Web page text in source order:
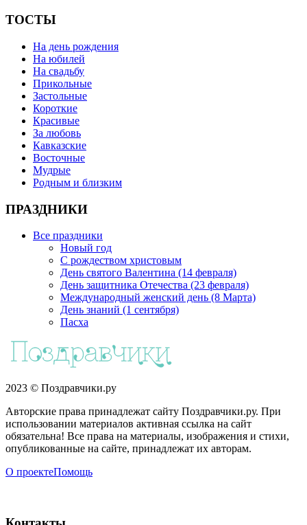
ТОСТЫ
На день рождения
На юбилей
На свадьбу
Прикольные
Застольные
Короткие
Красивые
За любовь
Кавказские
Восточные
Мудрые
Родным и близким
ПРАЗДНИКИ
Все праздники
Новый год
С рождеством христовым
День святого Валентина (14 февраля)
День защитника Отечества (23 февраля)
Международный женский день (8 Марта)
День знаний (1 сентября)
Пасха
2023 © Поздравчики.ру
Авторские права принадлежат сайту Поздравчики.ру. При
использовании материалов активная ссылка на сайт
обязательна! Все права на материалы, изображения и стихи,
опубликованные на сайте, принадлежат их авторам.
О проектеПомощь